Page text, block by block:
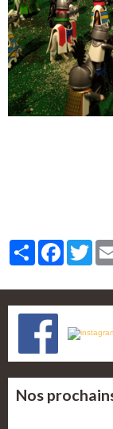
PartagerFacebook
Nos